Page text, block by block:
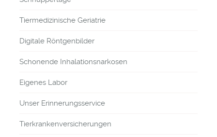
Tiermedizinische Geriatrie
Digitale Röntgenbilder
Schonende Inhalationsnarkosen
Eigenes Labor
Unser Erinnerungsservice
Tierkrankenversicherungen